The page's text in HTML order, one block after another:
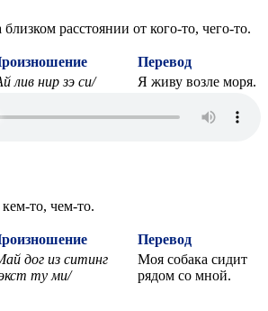
расстоянии от кого-то, чего-то.
Перевод
лив нир зэ си/ Я живу возле моря.
то, чем-то.
Перевод
дог из ситинг
ту ми/
Моя собака сидит
рядом со мной.